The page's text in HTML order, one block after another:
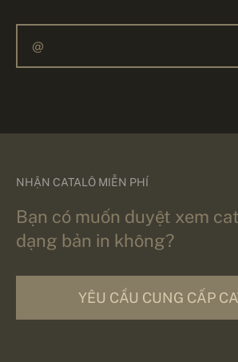
NHẬN CATALÔ MIỄN PHÍ
Bạn có muốn duyệt xem
dạng bản in không?
YÊU CẦU CUNG CẤP